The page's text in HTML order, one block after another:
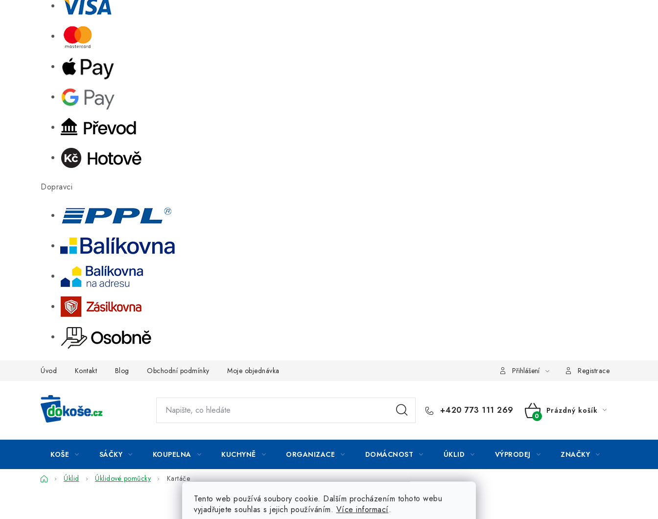
Dopravci
Tento web používá soubory cookie. Dalším procházením tohoto webu
vyjadřujete souhlas s jejich používáním. Více informací.
Úvod Kontakt Blog Obchodní podmínky Moje objednávka Přihlášení Registrace
+420 773 111 269
NÁKUPNÍ
Prázdný košík
KOŠE SÁČKY KOUPELNA KUCHYNĚ ORGANIZACE DOMÁCNOST ÚKLID VÝPRODEJ ZNAČKY
DomůÚklid Úklidové pomůcky Kartáče